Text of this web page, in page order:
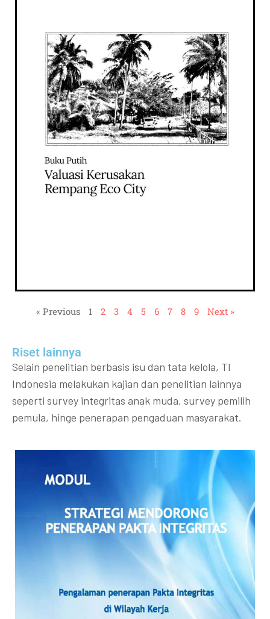
« Previous 1 2 3 4 5 6 7 8 9 Next »
Riset lainnya​​
Selain penelitian berbasis isu dan tata kelola, TI
Indonesia melakukan kajian dan penelitian lainnya
seperti survey integritas anak muda, survey pemilih
pemula, hinge penerapan pengaduan masyarakat.